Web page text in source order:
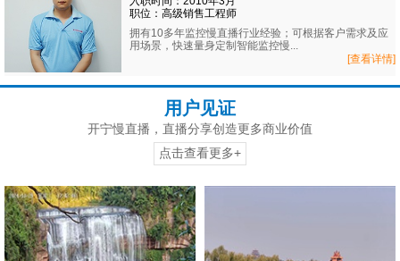
职位：高级销售工程师
拥有10多年监控慢直播行业经验；可根据客户需求及应
用场景，快速量身定制智能监控慢...
[查看详情]
用户见证
开宁慢直播，直播分享创造更多商业价值
点击查看更多+